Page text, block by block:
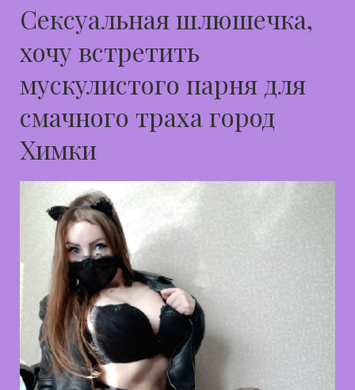
Сексуальная шлюшечка,
хочу встретить
мускулистого парня для
смачного траха город
Химки